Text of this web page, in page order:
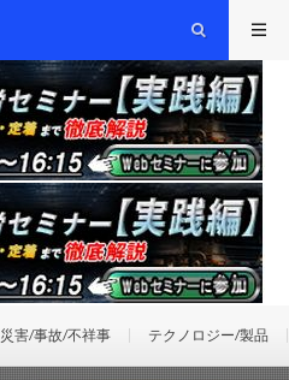
災害/事故/不祥事 テクノロジー/製品